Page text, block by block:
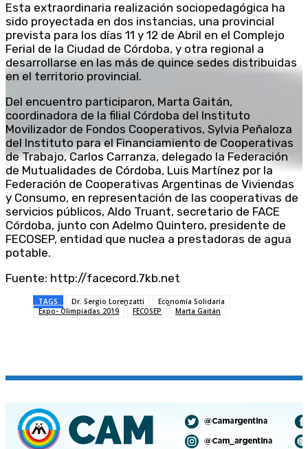
Esta extraordinaria realización sociopedagógica ha
sido proyectada en dos instancias, una provincial
prevista para los días 11 y 12 de Abril en el Complejo
Ferial de la Ciudad de Córdoba, y otra regional a
desarrollarse en las más de quince sedes distribuidas
en el territorio provincial.
Del encuentro participaron, Marta Gaitán,
coordinadora de la filial Córdoba del Instituto
Movilizador de Fondos Cooperativos, Sylvia Peñaloza
del Instituto para el Financiamiento de Cooperativas
de Trabajo, Carlos Carranza, delegado la Federación
de Mutualidades de Córdoba, Luis Martínez por la
Federación de Cooperativas Argentinas de Viviendas
y Consumo, en representación de las cooperativas de
servicios públicos, Aldo Truant, secretario de FACE
Córdoba, junto con Adelmo Quintero, presidente de
FECOSEP, entidad que nuclea a prestadoras de agua
potable.
Fuente: http://facecord.7kb.net
TAGS Dr. Sergio Lorenzatti
Economía Solidaria
Expo- Olimpiadas 2019
FECOSEP Marta Gaitán